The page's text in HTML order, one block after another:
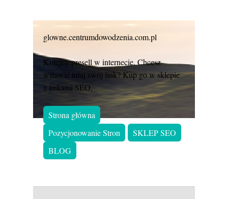
glowne.centrumdowodzenia.com.pl
Kolejny presell w internecie. Chcesz
wstawić tutaj swój link? Kup go w sklepie
z linkami SEO.
Strona główna
Pozycjonowanie Stron
SKLEP SEO
BLOG